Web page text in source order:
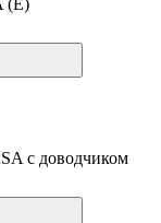
с доводчиком